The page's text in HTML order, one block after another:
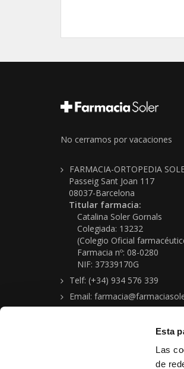
Esta
Las
de
No cerramos por vacaciones
FARMACIA-ORTOPEDIA
Passeig Sant Joan 117
08037-Barcelona
Titular farmacia:
Catalina Soler Gornals
Colegiada: 13232
(Colegio Oficial
Farmacia nº: 08-0280
NIF: 37339170G
Telf: (+34) 934 576 339
Email: